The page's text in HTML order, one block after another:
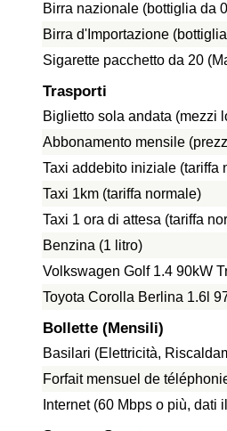
Birra nazionale (bottiglia da
Birra d'Importazione
Sigarette pacchetto da 20
Trasporti
Biglietto sola andata (mezzi
Abbonamento mensile
Taxi addebito iniziale (tariffa
Taxi 1km (tariffa normale)
Taxi 1 ora di attesa (tariffa
Benzina (1 litro)
Volkswagen Golf 1.4 90kW
Toyota Corolla Berlina 1.6l
Bollette (Mensili)
Basilari (Elettricità,
Forfait mensuel de
Internet (60 Mbps o più, dati